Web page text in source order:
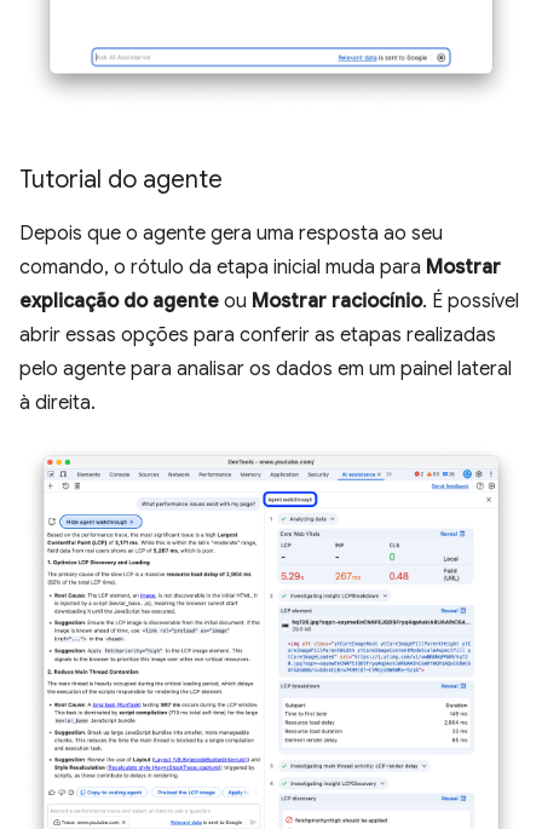
Tutorial do agente
Depois que o agente gera uma resposta ao seu
comando, o rótulo da etapa inicial muda para Mostrar
explicação do agente ou Mostrar raciocínio. É possível
abrir essas opções para conferir as etapas realizadas
pelo agente para analisar os dados em um painel lateral
à direita.